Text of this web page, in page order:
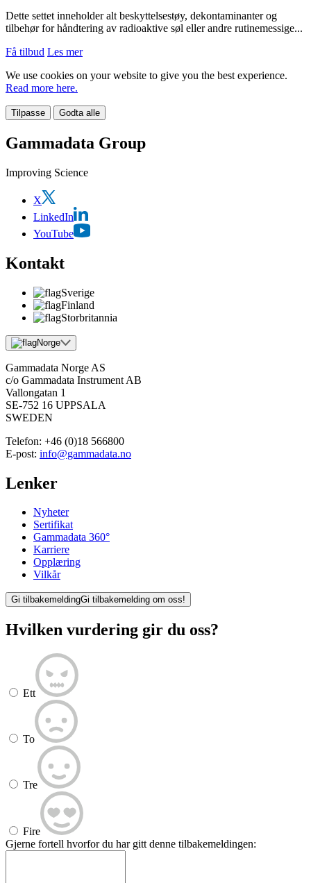
Dette settet inneholder alt beskyttelsestøy, dekontaminanter og
tilbehør for håndtering av radioaktive søl eller andre rutinemessige...
Få tilbud Les mer
We use cookies on your website to give you the best experience.
Read more here.
Tilpasse Godta alle
Gammadata Group
Improving Science
X
LinkedIn
YouTube
Kontakt
Sverige
Finland
Storbritannia
Norge
Gammadata Norge AS
c/o Gammadata Instrument AB
Vallongatan 1
SE-752 16 UPPSALA
SWEDEN
Telefon: +46 (0)18 566800
E-post: info@gammadata.no
Lenker
Nyheter
Sertifikat
Gammadata 360°
Karriere
Opplæring
Vilkår
Gi tilbakemeldingGi tilbakemelding om oss!
Hvilken vurdering gir du oss?
Ett
To
Tre
Fire
Gjerne fortell hvorfor du har gitt denne tilbakemeldingen: